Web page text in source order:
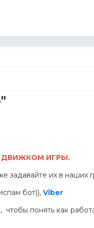
ДВИЖКОМ ИГРЫ.
задавайте их в наших
бот)), Viber
понять как